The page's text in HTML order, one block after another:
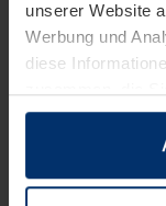
unserer Website
Werbung und
diese
sie im Rahmen
wenn diese für